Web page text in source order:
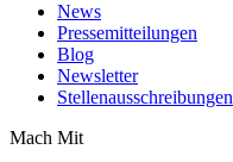
News
Pressemitteilungen
Blog
Newsletter
Stellenausschreibungen
Mach Mit